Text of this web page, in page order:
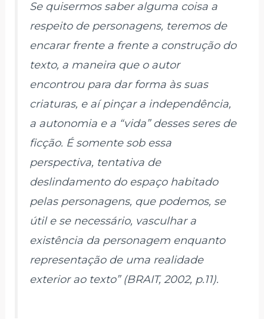
Se quisermos saber alguma coisa a
respeito de personagens, teremos de
encarar frente a frente a construção do
texto, a maneira que o autor
encontrou para dar forma às suas
criaturas, e aí pinçar a independência,
a autonomia e a “vida” desses seres de
ficção. É somente sob essa
perspectiva, tentativa de
deslindamento do espaço habitado
pelas personagens, que podemos, se
útil e se necessário, vasculhar a
existência da personagem enquanto
representação de uma realidade
exterior ao texto” (BRAIT, 2002, p.11).